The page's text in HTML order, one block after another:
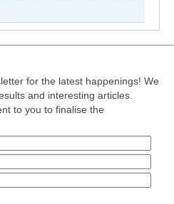
for the latest happenings! We
and interesting articles.
to you to finalise the